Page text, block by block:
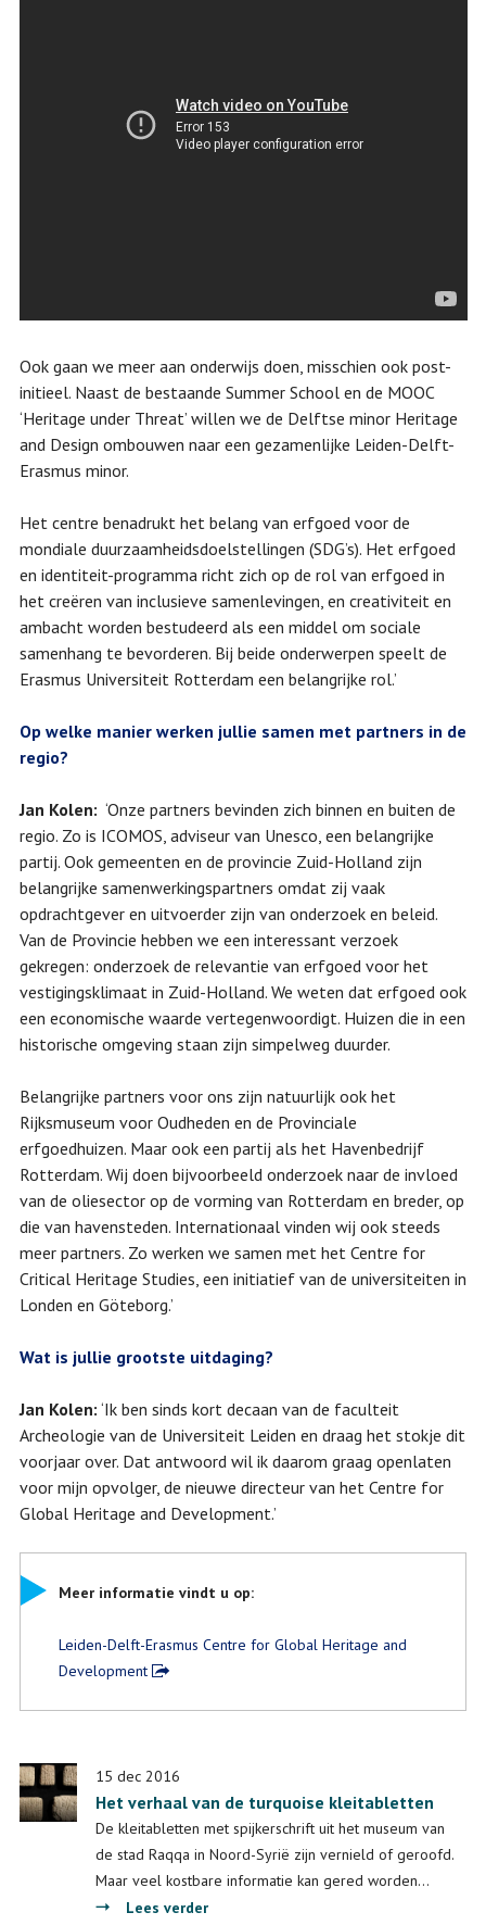
Ook gaan we meer aan onderwijs doen, misschien ook post-
initieel. Naast de bestaande Summer School en de MOOC
‘Heritage under Threat’ willen we de Delftse minor Heritage
and Design ombouwen naar een gezamenlijke Leiden-Delft-
Erasmus minor.
Het centre benadrukt het belang van erfgoed voor de
mondiale duurzaamheidsdoelstellingen (SDG’s). Het erfgoed
en identiteit-programma richt zich op de rol van erfgoed in
het creëren van inclusieve samenlevingen, en creativiteit en
ambacht worden bestudeerd als een middel om sociale
samenhang te bevorderen. Bij beide onderwerpen speelt de
Erasmus Universiteit Rotterdam een belangrijke rol.’
Op welke manier werken jullie samen met partners in de
regio?
Jan Kolen: ‘Onze partners bevinden zich binnen en buiten de
regio. Zo is ICOMOS, adviseur van Unesco, een belangrijke
partij. Ook gemeenten en de provincie Zuid-Holland zijn
belangrijke samenwerkingspartners omdat zij vaak
opdrachtgever en uitvoerder zijn van onderzoek en beleid.
Van de Provincie hebben we een interessant verzoek
gekregen: onderzoek de relevantie van erfgoed voor het
vestigingsklimaat in Zuid-Holland. We weten dat erfgoed ook
een economische waarde vertegenwoordigt. Huizen die in een
historische omgeving staan zijn simpelweg duurder.
Belangrijke partners voor ons zijn natuurlijk ook het
Rijksmuseum voor Oudheden en de Provinciale
erfgoedhuizen. Maar ook een partij als het Havenbedrijf
Rotterdam. Wij doen bijvoorbeeld onderzoek naar de invloed
van de oliesector op de vorming van Rotterdam en breder, op
die van havensteden. Internationaal vinden wij ook steeds
meer partners. Zo werken we samen met het Centre for
Critical Heritage Studies, een initiatief van de universiteiten in
Londen en Göteborg.’
Wat is jullie grootste uitdaging?
Jan Kolen: ‘Ik ben sinds kort decaan van de faculteit
Archeologie van de Universiteit Leiden en draag het stokje dit
voorjaar over. Dat antwoord wil ik daarom graag openlaten
voor mijn opvolger, de nieuwe directeur van het Centre for
Global Heritage and Development.’
Meer informatie vindt u op:
Leiden-Delft-Erasmus Centre for Global Heritage and
Development
15 dec 2016
Het verhaal van de turquoise kleitabletten
De kleitabletten met spijkerschrift uit het museum van
de stad Raqqa in Noord-Syrië zijn vernield of geroofd.
Maar veel kostbare informatie kan gered worden…
Lees verderover